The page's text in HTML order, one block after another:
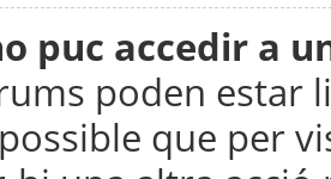
puc accedir a
poden estar
que per